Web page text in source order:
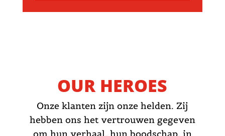
OUR HEROES
Onze klanten zijn onze helden. Zij
hebben ons het vertrouwen gegeven